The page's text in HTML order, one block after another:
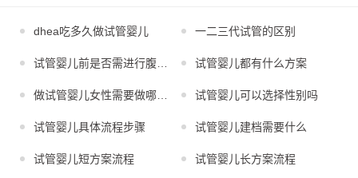
dhea吃多久做试管婴儿 一二三代试管的区别
试管婴儿都有什么方案
试管婴儿可以选择性别吗
试管婴儿具体流程步骤 试管婴儿建档需要什么
试管婴儿短方案流程 试管婴儿长方案流程